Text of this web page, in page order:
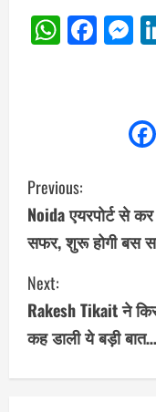
C
o
n
t
i
n
Previous:
Noida एयरपोर्ट से
सफर, शुरू होगी बस
Next:
Rakesh Tikait ने
कह डाली ये बड़ी बात…